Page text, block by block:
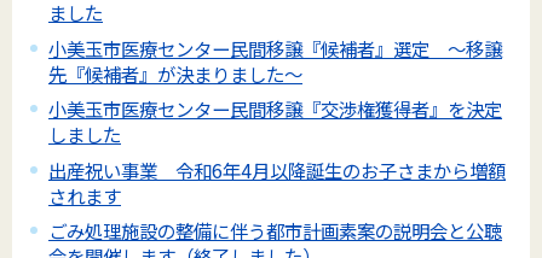
ました
小美玉市医療センター民間移譲『候補者』選定 ～移譲
先『候補者』が決まりました～
小美玉市医療センター民間移譲『交渉権獲得者』を決定
しました
出産祝い事業 令和6年4月以降誕生のお子さまから増額
されます
ごみ処理施設の整備に伴う都市計画素案の説明会と公聴